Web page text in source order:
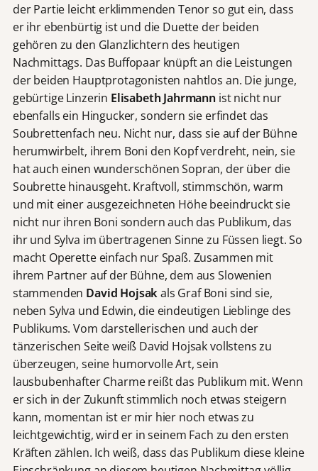
der Partie leicht erklimmenden Tenor so gut ein, dass
er ihr ebenbürtig ist und die Duette der beiden
gehören zu den Glanzlichtern des heutigen
Nachmittags. Das Buffopaar knüpft an die Leistungen
der beiden Hauptprotagonisten nahtlos an. Die junge,
gebürtige Linzerin Elisabeth Jahrmann ist nicht nur
ebenfalls ein Hingucker, sondern sie erfindet das
Soubrettenfach neu. Nicht nur, dass sie auf der Bühne
herumwirbelt, ihrem Boni den Kopf verdreht, nein, sie
hat auch einen wunderschönen Sopran, der über die
Soubrette hinausgeht. Kraftvoll, stimmschön, warm
und mit einer ausgezeichneten Höhe beeindruckt sie
nicht nur ihren Boni sondern auch das Publikum, das
ihr und Sylva im übertragenen Sinne zu Füssen liegt. So
macht Operette einfach nur Spaß. Zusammen mit
ihrem Partner auf der Bühne, dem aus Slowenien
stammenden David Hojsakals Graf Boni sind sie,
neben Sylva und Edwin, die eindeutigen Lieblinge des
Publikums. Vom darstellerischen und auch der
tänzerischen Seite weiß David Hojsak vollstens zu
überzeugen, seine humorvolle Art, sein
lausbubenhafter Charme reißt das Publikum mit. Wenn
er sich in der Zukunft stimmlich noch etwas steigern
kann, momentan ist er mir hier noch etwas zu
leichtgewichtig, wird er in seinem Fach zu den ersten
Kräften zählen. Ich weiß, dass das Publikum diese kleine